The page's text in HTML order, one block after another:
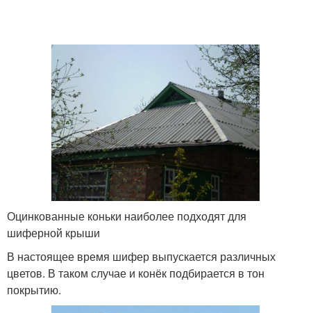
Оцинкованные коньки наиболее подходят для
шиферной крыши
В настоящее время шифер выпускается различных
цветов. В таком случае и конёк подбирается в тон
покрытию.